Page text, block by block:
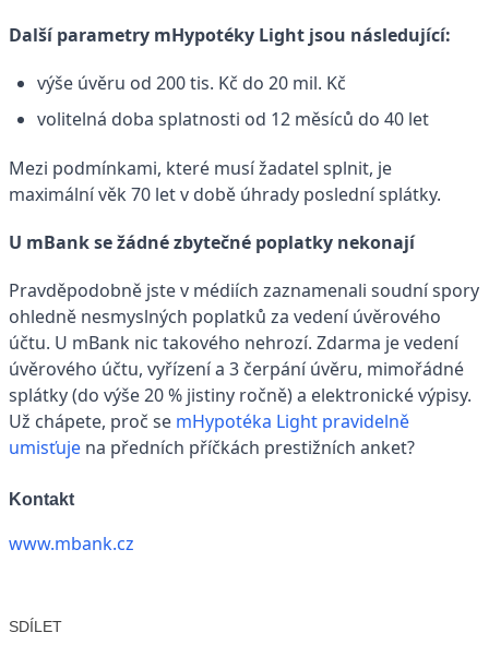
Další parametry mHypotéky Light jsou následující:
výše úvěru od 200 tis. Kč do 20 mil. Kč
volitelná doba splatnosti od 12 měsíců do 40 let
Mezi podmínkami, které musí žadatel splnit, je
maximální věk 70 let v době úhrady poslední splátky.
U mBank se žádné zbytečné poplatky nekonají
Pravděpodobně jste v médiích zaznamenali soudní spory
ohledně nesmyslných poplatků za vedení úvěrového
účtu. U mBank nic takového nehrozí. Zdarma je vedení
úvěrového účtu, vyřízení a 3 čerpání úvěru, mimořádné
splátky (do výše 20 % jistiny ročně) a elektronické výpisy.
Už chápete, proč se mHypotéka Light pravidelně
umisťuje na předních příčkách prestižních anket?
Kontakt
www.mbank.cz
SDÍLET